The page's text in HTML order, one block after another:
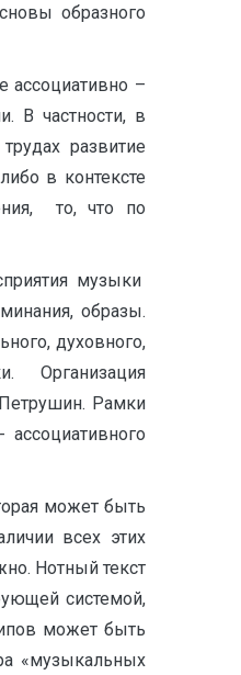
образного
–
В частности, в
развитие
в контексте
то, что по
музыки
образы.
духовного,
Организация
Рамки
может быть
всех этих
Нотный текст
системой,
может быть
«музыкальных